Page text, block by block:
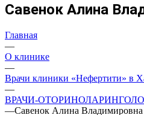
Савенок Алина
Главная
—
О клинике
—
Врачи клиники «Нефертити» в
—
ВРАЧИ-
—Савенок Алина Владимировна